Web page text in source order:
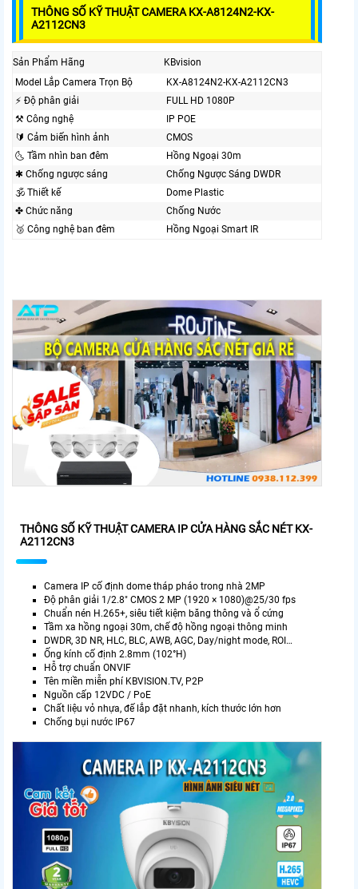
THÔNG SỐ KỸ THUẬT CAMERA KX-A8124N2-KX-
A2112CN3
Sản Phẩm Hãng
KBvision
Model Lắp Camera Trọn Bộ
KX-A8124N2-KX-A2112CN3
️⚡ Độ phân giải
FULL HD 1080P
⚒ Công nghệ
IP POE
🔰 Cảm biến hình ảnh
CMOS
🌜 Tầm nhìn ban đêm
Hồng Ngoại 30m
✱ Chống ngược sáng
Chống Ngược Sáng DWDR
🕉️ Thiết kế
Dome Plastic
✤ Chức năng
Chống Nước
🥉 Công nghệ ban đêm
Hồng Ngoại Smart IR
THÔNG SỐ KỸ THUẬT CAMERA IP CỬA HÀNG SẮC NÉT KX-
A2112CN3
Camera IP cố định dome tháp pháo trong nhà 2MP
Độ phân giải 1/2.8" CMOS 2 MP (1920 × 1080)@25/30 fps
Chuẩn nén H.265+, siêu tiết kiệm băng thông và ổ cứng
Tầm xa hồng ngoại 30m, chế độ hồng ngoại thông minh
DWDR, 3D NR, HLC, BLC, AWB, AGC, Day/night mode, ROI…
Ống kính cố định 2.8mm (102°H)
Hỗ trợ chuẩn ONVIF
Tên miền miễn phí KBVISION.TV, P2P
Nguồn cấp 12VDC / PoE
Chất liệu vỏ nhựa, đế lắp đặt nhanh, kích thước lớn hơn
Chống bụi nước IP67